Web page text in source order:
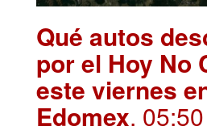
Qué autos
por el Hoy No
este viernes
Edomex. 05:50